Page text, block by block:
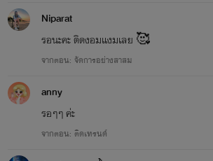
Niparat
รอนะคะ ติดงอมแงมเลย 🥰
จากตอน: จัดการอย่างสาสม
anny
รอๆๆ ค่ะ
จากตอน: ติดเทรนด์